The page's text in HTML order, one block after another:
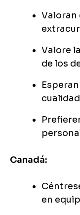
Valoran
Valore
de los
Canadá:
en